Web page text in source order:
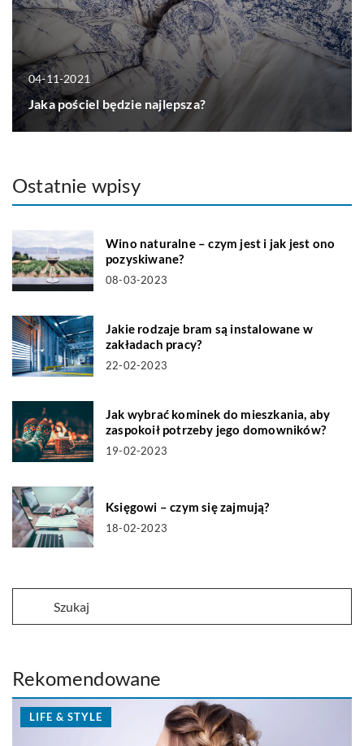
04-11-2021
Jaka pościel będzie najlepsza?
Ostatnie wpisy
Wino naturalne – czym jest i jak jest ono
pozyskiwane?
08-03-2023
Jakie rodzaje bram są instalowane w
zakładach pracy?
22-02-2023
Jak wybrać kominek do mieszkania, aby
zaspokoił potrzeby jego domowników?
19-02-2023
Księgowi – czym się zajmują?
18-02-2023
Rekomendowane
LIFE & STYLE